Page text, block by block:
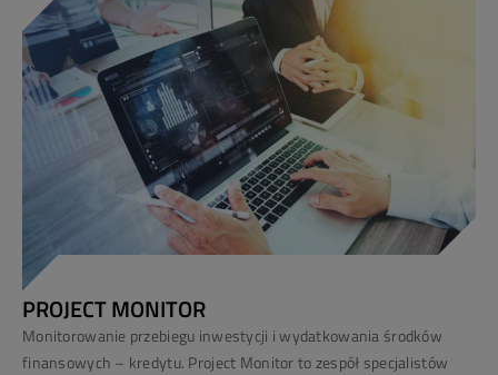
PROJECT MONITOR
Monitorowanie przebiegu inwestycji i wydatkowania środków
finansowych – kredytu. Project Monitor to zespół specjalistów